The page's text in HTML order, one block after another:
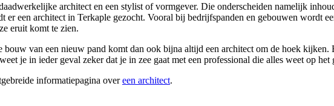
architect en een stylist of vormgever. Die onderscheiden namelijk
een architect in Terkaple gezocht. Vooral bij bedrijfspanden en gebouwen wordt
eruit komt te zien.
van een nieuw pand komt dan ook bijna altijd een architect om de hoek kijken.
je in ieder geval zeker dat je in zee gaat met een professional die alles weet op
informatiepagina overeen architect.